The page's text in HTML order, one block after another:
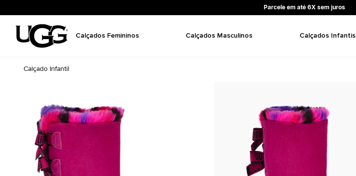
Parcele em até 6X sem juros
Calçados Femininos Calçados Masculinos Calçados Infantis
Calçado Infantil